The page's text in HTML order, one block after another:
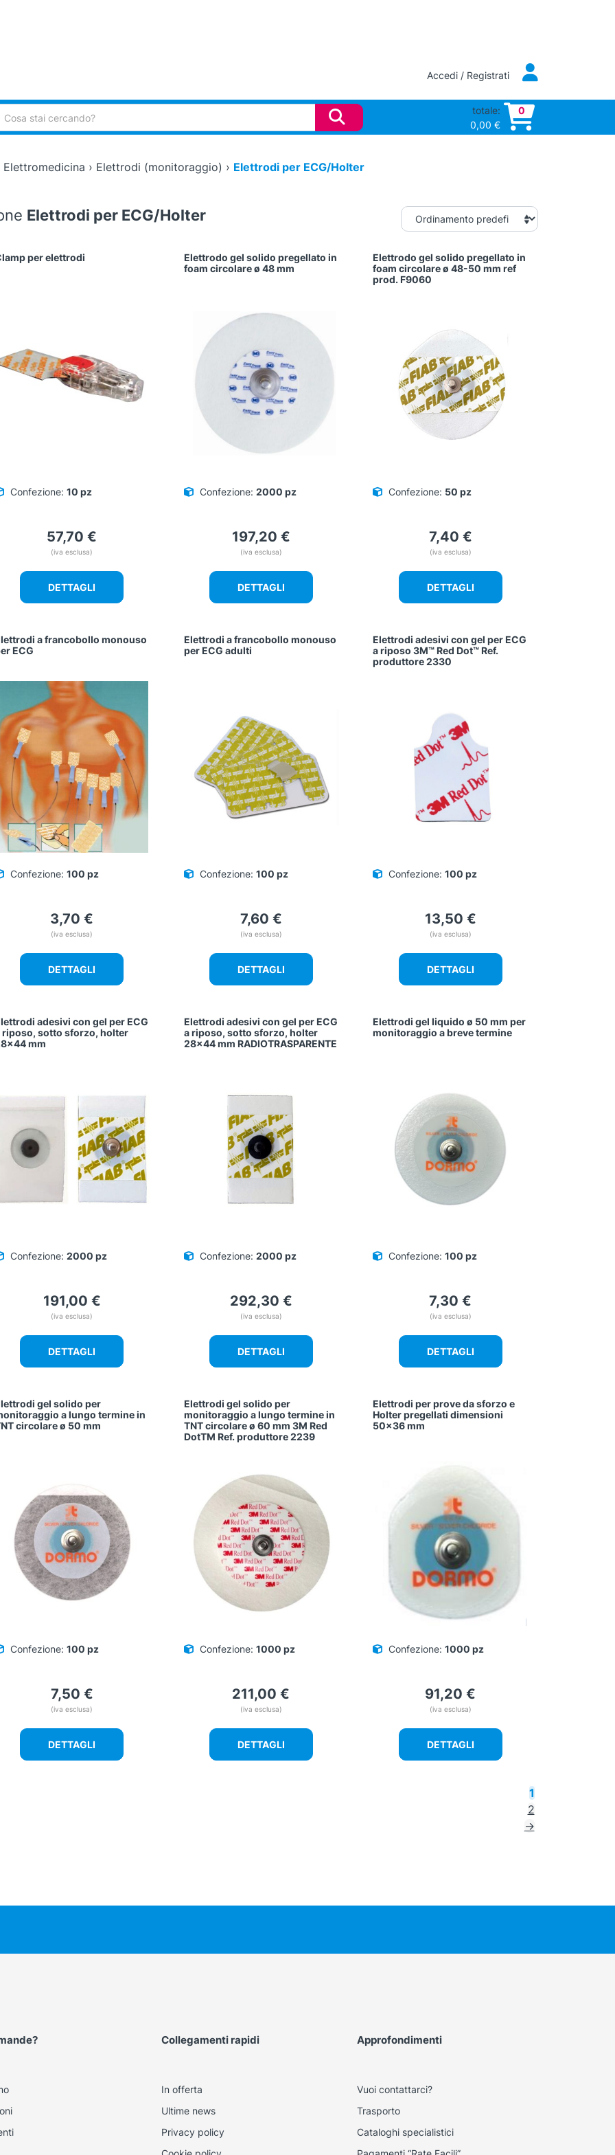
Accedi / Registrati
totale:
0,00 €
0
Elettromedicina › Elettrodi (monitoraggio) › Elettrodi per ECG/Holter
Elettrodi per ECG/Holter
per elettrodi
Confezione: 10 pz
57,70€
(iva esclusa)
DETTAGLI
Elettrodo gel solido pregellato in
foam circolare ø 48 mm
Confezione: 2000 pz
197,20 €
(iva esclusa)
DETTAGLI
Elettrodo gel solido pregellato in
foam circolare ø 48-50 mm ref
prod. F9060
Confezione: 50 pz
7,40 €
(iva esclusa)
DETTAGLI
a francobollo monouso
ECG
Confezione: 100 pz
3,70€
(iva esclusa)
DETTAGLI
Elettrodi a francobollo monouso
per ECG adulti
Confezione: 100 pz
7,60 €
(iva esclusa)
DETTAGLI
Elettrodi adesivi con gel per ECG
a riposo 3M™ Red Dot™ Ref.
produttore 2330
Confezione: 100 pz
13,50 €
(iva esclusa)
DETTAGLI
adesivi con gel per ECG
riposo, sotto sforzo, holter
mm
Confezione: 2000 pz
191,00 €
(iva esclusa)
DETTAGLI
Elettrodi adesivi con gel per ECG
a riposo, sotto sforzo, holter
28×44 mm RADIOTRASPARENTE
Confezione: 2000 pz
292,30 €
(iva esclusa)
DETTAGLI
Elettrodi gel liquido ø 50 mm per
monitoraggio a breve termine
Confezione: 100 pz
7,30€
(iva esclusa)
DETTAGLI
gel solido per
a lungo termine in
circolare ø 50 mm
Confezione: 100 pz
7,50 €
(iva esclusa)
DETTAGLI
Elettrodi gel solido per
monitoraggio a lungo termine in
TNT circolare ø 60 mm 3M Red
DotTM Ref. produttore 2239
Confezione: 1000 pz
211,00€
(iva esclusa)
DETTAGLI
Elettrodi per prove da sforzo e
Holter pregellati dimensioni
50×36 mm
Confezione: 1000 pz
91,20€
(iva esclusa)
DETTAGLI
1
2
→
Collegamenti rapidi
In offerta
Ultime news
Privacy policy
Approfondimenti
Vuoi contattarci?
Trasporto
Cataloghi specialistici